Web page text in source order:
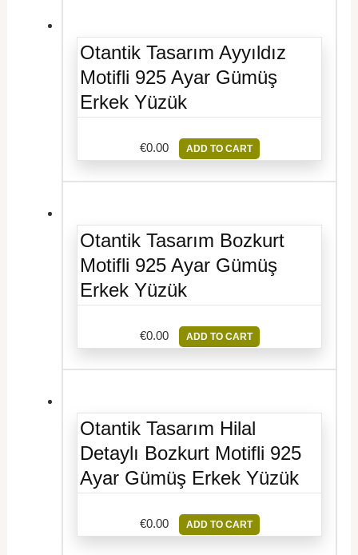
Otantik Tasarım Ayyıldız
Motifli 925 Ayar Gümüş
Erkek Yüzük
€0.00 ADD TO CART
Otantik Tasarım Bozkurt
Motifli 925 Ayar Gümüş
Erkek Yüzük
€0.00 ADD TO CART
Otantik Tasarım Hilal
Detaylı Bozkurt Motifli 925
Ayar Gümüş Erkek Yüzük
€0.00 ADD TO CART